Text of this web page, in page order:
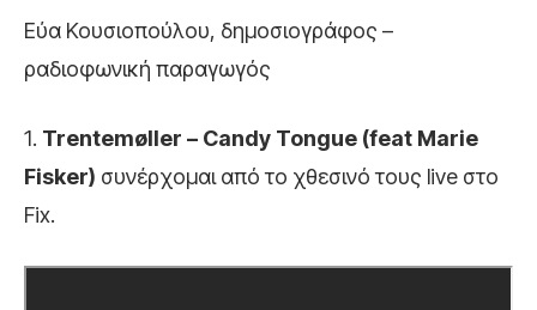
Εύα Κουσιοπούλου, δημοσιογράφος –
ραδιοφωνική παραγωγός
1. Trentemøller – Candy Tongue (feat Marie
Fisker) συνέρχομαι από το χθεσινό τους live στο
Fix.